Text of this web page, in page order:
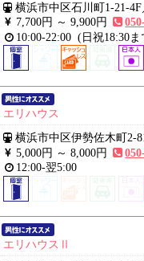
横浜市中区石川町1-21-4F
7,700円 ～9,900円
10:00-22:00 (日祝18:30ま
エリハウス
横浜市中区伊勢佐木町2-
5,000円 ～8,000円
12:00-翌5:00
エリハウスⅡ